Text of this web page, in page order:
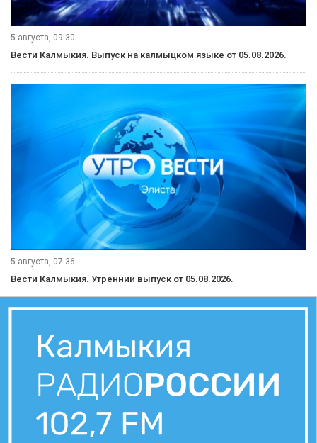
5 августа, 09:30
Вести Калмыкия. Выпуск на калмыцком языке от 05.08.2026.
5 августа, 07:36
Вести Калмыкия. Утренний выпуск от 05.08.2026.